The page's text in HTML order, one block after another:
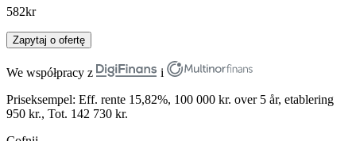
582kr
Zapytaj o ofertę
We współpracy z
i
Priseksempel: Eff. rente 15,82%, 100 000 kr. over 5 år, etablering
950 kr., Tot. 142 730 kr.